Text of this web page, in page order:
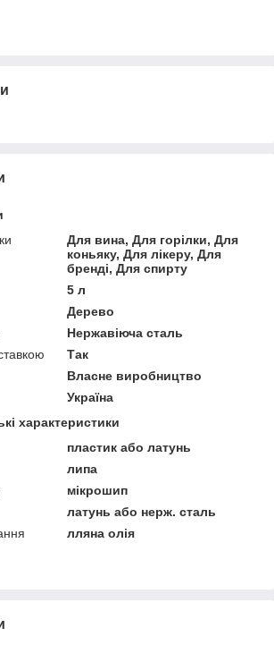
Для вина, Для горілки, Для
коньяку, Для лікеру, Для
бренді, Для спирту
5 л
Дерево
Нержавіюча сталь
Так
Власне виробництво
Україна
характеристики
пластик або латунь
липа
мікрошип
латунь або нерж. сталь
лляна олія